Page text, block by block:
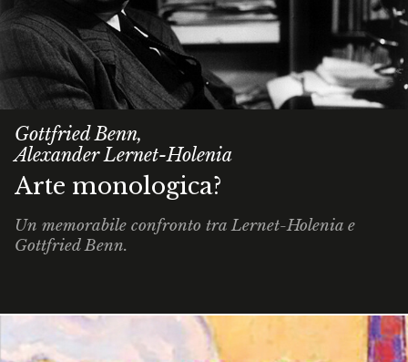
Gottfried Benn,
Alexander Lernet-Holenia
Arte monologica?
Un memorabile confronto tra Lernet-Holenia e
Gottfried Benn.